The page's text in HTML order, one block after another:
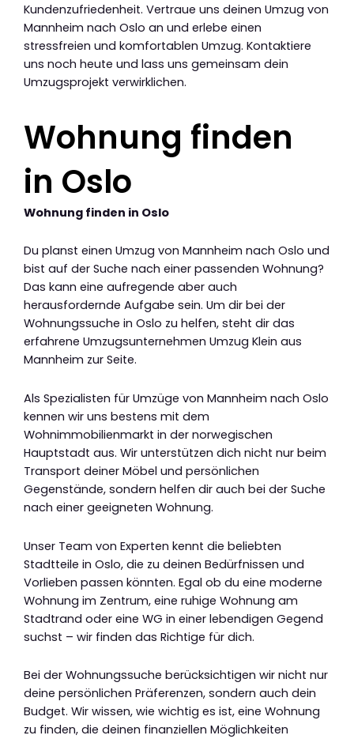
Kundenzufriedenheit. Vertraue uns deinen Umzug von
Mannheim nach Oslo an und erlebe einen
stressfreien und komfortablen Umzug. Kontaktiere
uns noch heute und lass uns gemeinsam dein
Umzugsprojekt verwirklichen.
Wohnung finden
in Oslo
Wohnung finden in Oslo
Du planst einen Umzug von Mannheim nach Oslo und
bist auf der Suche nach einer passenden Wohnung?
Das kann eine aufregende aber auch
herausfordernde Aufgabe sein. Um dir bei der
Wohnungssuche in Oslo zu helfen, steht dir das
erfahrene Umzugsunternehmen Umzug Klein aus
Mannheim zur Seite.
Als Spezialisten für Umzüge von Mannheim nach Oslo
kennen wir uns bestens mit dem
Wohnimmobilienmarkt in der norwegischen
Hauptstadt aus. Wir unterstützen dich nicht nur beim
Transport deiner Möbel und persönlichen
Gegenstände, sondern helfen dir auch bei der Suche
nach einer geeigneten Wohnung.
Unser Team von Experten kennt die beliebten
Stadtteile in Oslo, die zu deinen Bedürfnissen und
Vorlieben passen könnten. Egal ob du eine moderne
Wohnung im Zentrum, eine ruhige Wohnung am
Stadtrand oder eine WG in einer lebendigen Gegend
suchst – wir finden das Richtige für dich.
Bei der Wohnungssuche berücksichtigen wir nicht nur
deine persönlichen Präferenzen, sondern auch dein
Budget. Wir wissen, wie wichtig es ist, eine Wohnung
zu finden, die deinen finanziellen Möglichkeiten